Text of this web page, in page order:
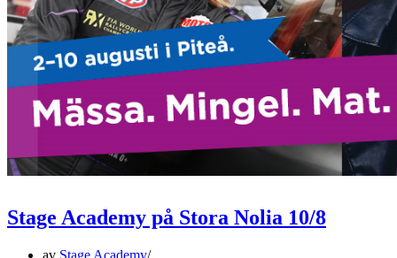
Stage Academy på Stora Nolia 10/8
av Stage Academy